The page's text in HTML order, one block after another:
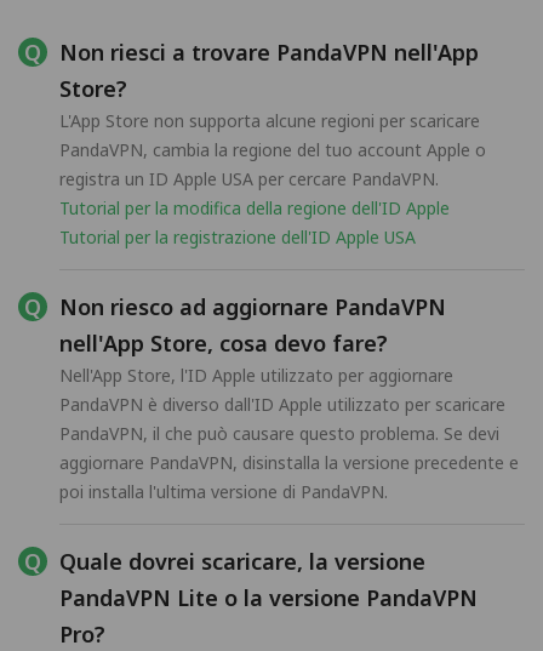
Non riesci a trovare PandaVPN nell'App
Store?
L'App Store non supporta alcune regioni per scaricare
PandaVPN, cambia la regione del tuo account Apple o
registra un ID Apple USA per cercare PandaVPN.
Tutorial per la modifica della regione dell'ID Apple
Tutorial per la registrazione dell'ID Apple USA
Non riesco ad aggiornare PandaVPN
nell'App Store, cosa devo fare?
Nell'App Store, l'ID Apple utilizzato per aggiornare
PandaVPN è diverso dall'ID Apple utilizzato per scaricare
PandaVPN, il che può causare questo problema. Se devi
aggiornare PandaVPN, disinstalla la versione precedente e
poi installa l'ultima versione di PandaVPN.
Quale dovrei scaricare, la versione
PandaVPN Lite o la versione PandaVPN
Pro?